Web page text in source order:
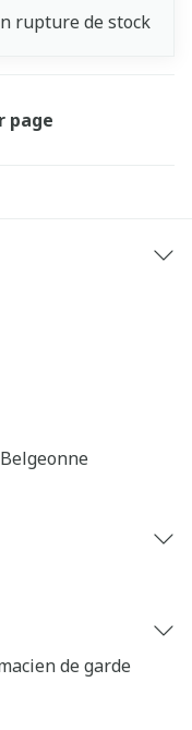
rupture de stock
page
de garde